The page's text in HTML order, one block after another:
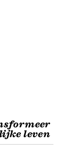
leven